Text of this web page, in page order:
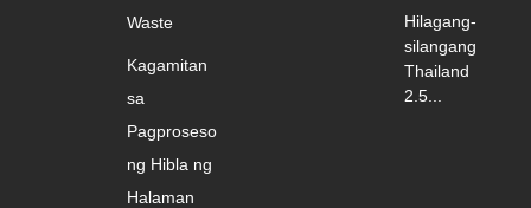
Waste
Kagamitan
sa
Pagproseso
ng Hibla ng
Halaman
Hilagang-
silangang
Thailand
2.5...